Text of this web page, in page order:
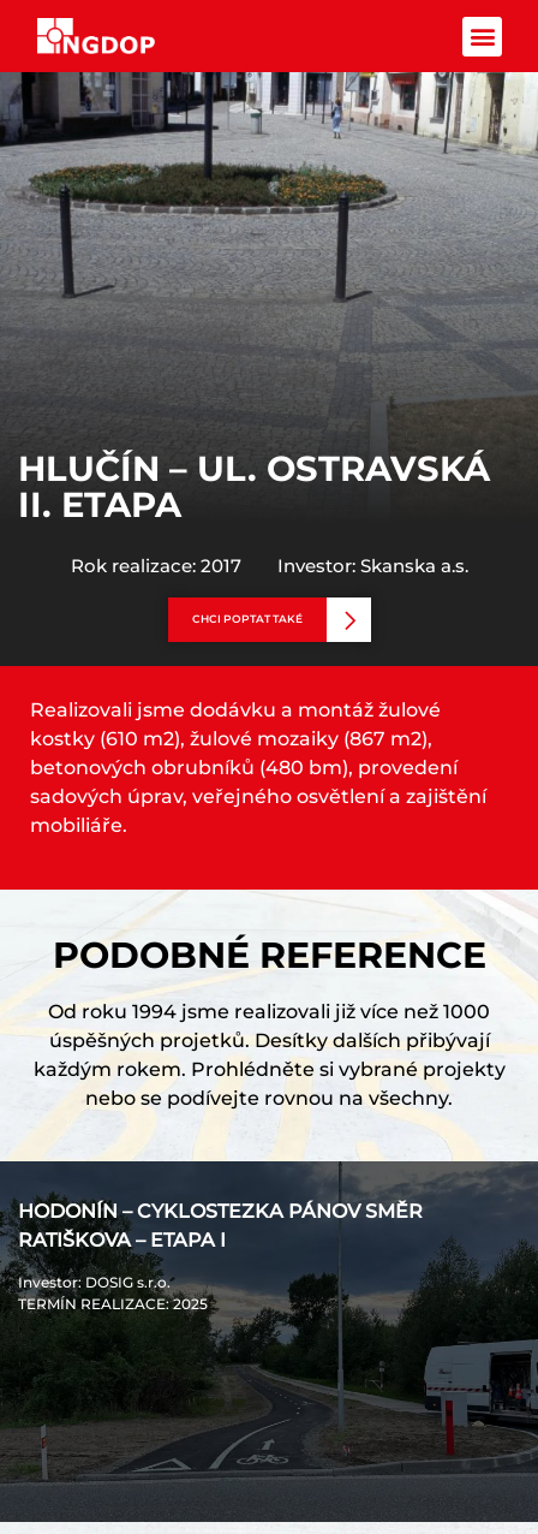
Rok realizace: 2017 Investor: Skanska a.s.
HLUČÍN – UL. OSTRAVSKÁ
II. ETAPA
CHCI POPTAT TAKÉ
Realizovali jsme dodávku a montáž žulové
kostky (610 m2), žulové mozaiky (867 m2),
betonových obrubníků (480 bm), provedení
sadových úprav, veřejného osvětlení a zajištění
mobiliáře.
PODOBNÉ REFERENCE
Od roku 1994 jsme realizovali již více než 1000
úspěšných projetků. Desítky dalších přibývají
každým rokem. Prohlédněte si vybrané projekty
nebo se podívejte rovnou na všechny.
HODONÍN – CYKLOSTEZKA PÁNOV SMĚR
RATIŠKOVA – ETAPA I
Investor: DOSIG s.r.o.
TERMÍN REALIZACE: 2025